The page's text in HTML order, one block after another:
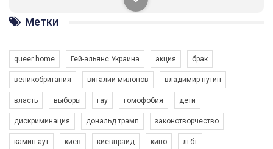
солідарності, приєднатися до нас. Регіональні підрозділи
ГАУ є в 16 областях України.
Разом наш голос лунає гучніше!
Метки
queer home Гей-альянс Украина акция брак
великобритания виталий милонов владимир путин
власть выборы гау гомофобия дети
дискриминация дональд трамп законотворчество
камин-аут киев киевпрайд кино лгбт